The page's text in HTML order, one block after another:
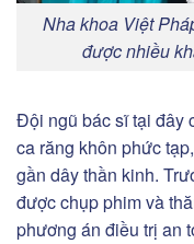
Nha khoa Việt
được nhiều
Đội ngũ bác sĩ tại đây
ca răng khôn phức
gần dây thần kinh.
được chụp phim và
phương án điều trị an